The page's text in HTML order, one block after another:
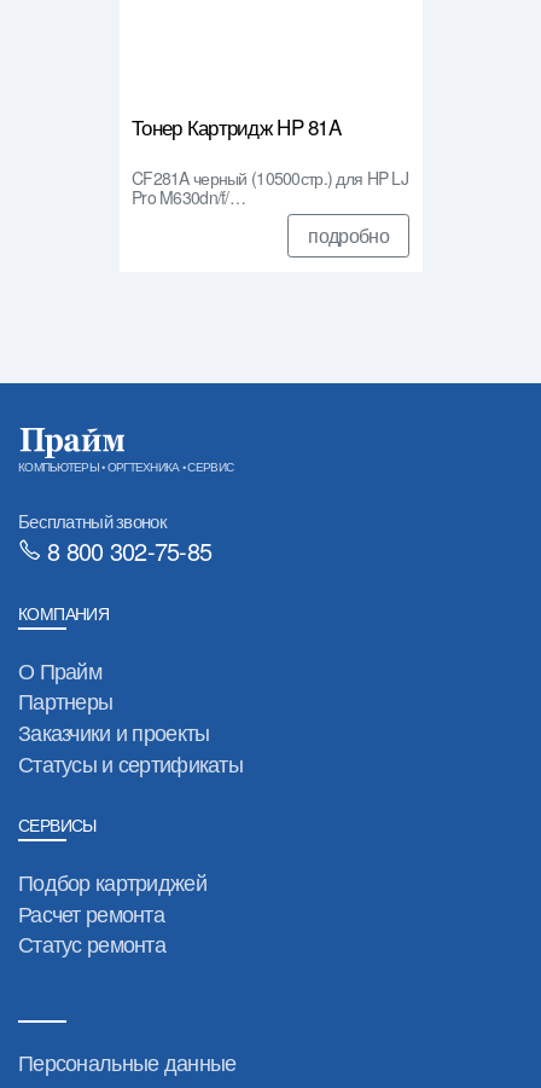
Тонер Картридж HP 81A
CF281A черный (10500стр.) для HP LJ
Pro M630dn/f/…
подробно
КОМПЬЮТЕРЫ • ОРГТЕХНИКА • СЕРВИС
Бесплатный звонок
8 800 302-75-85
КОМПАНИЯ
О Прайм
Партнеры
Заказчики и проекты
Статусы и сертификаты
СЕРВИСЫ
Подбор картриджей
Расчет ремонта
Статус ремонта
Персональные данные